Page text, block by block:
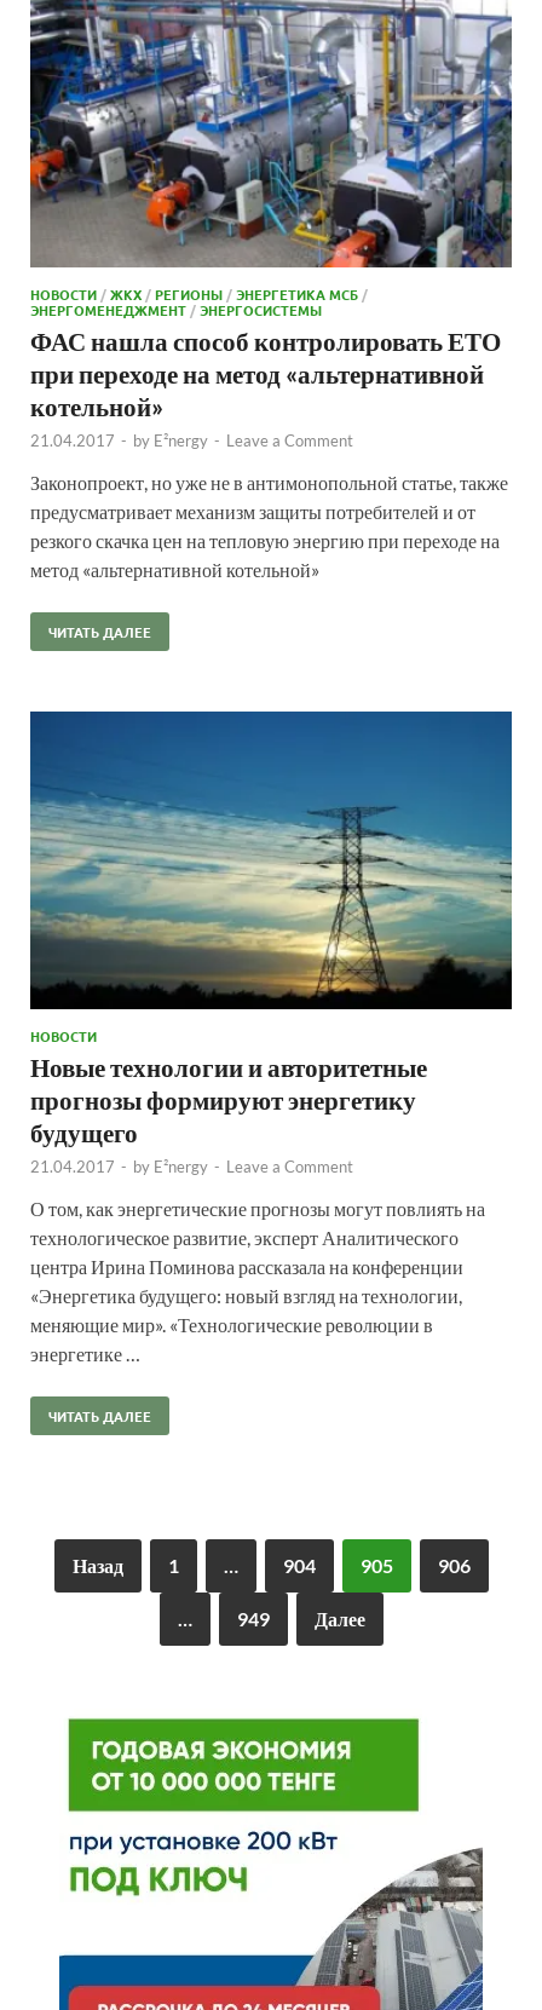
НОВОСТИ/ЖКХ/РЕГИОНЫ/ЭНЕРГЕТИКА МСБ/
ЭНЕРГОМЕНЕДЖМЕНТ/ЭНЕРГОСИСТЕМЫ
ФАС нашла способ контролировать ЕТО
при переходе на метод «альтернативной
котельной»
21.04.2017 - by E²nergy - Leave a Comment
Законопроект, но уже не в антимонопольной статье, также
предусматривает механизм защиты потребителей и от
резкого скачка цен на тепловую энергию при переходе на
метод «альтернативной котельной»
ЧИТАТЬ ДАЛЕЕ
НОВОСТИ
Новые технологии и авторитетные
прогнозы формируют энергетику
будущего
21.04.2017 - by E²nergy - Leave a Comment
О том, как энергетические прогнозы могут повлиять на
технологическое развитие, эксперт Аналитического
центра Ирина Поминова рассказала на конференции
«Энергетика будущего: новый взгляд на технологии,
меняющие мир». «Технологические революции в
энергетике …
ЧИТАТЬ ДАЛЕЕ
Назад 1 … 904 905 906
… 949 Далее